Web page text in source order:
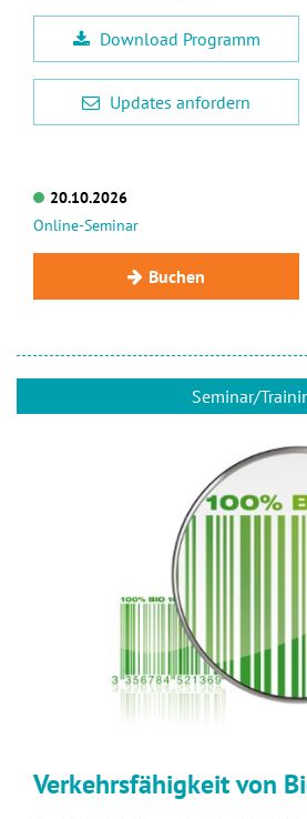
Download Programm
Updates anfordern
20.10.2026
Online-Seminar
Buchen
Seminar/
Verkehrsfähigkeit von